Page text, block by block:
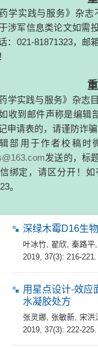
学实践与服务》杂志
涉军信息类论文如需
：021-81871323，邮
学实践与服务》杂志
收到邮件声称是编辑
申请表的，请谨防诈骗
部用于作者校稿时
发送的，标
绑定，请区分开！
。
抗病毒药物研究
2019, 37(3): 201-205.
双氢青蒿素抗癌
周许薇,谭蔚锋,解方
2019, 37(3): 206-
微凝胶的制备及
李佩瑶 ,黄月英 李传
2019, 37(3): 212-
深绿木霉D16生
叶冰竹 翟欣 秦路平
2019, 37(3): 216-221.
用星点设计-效应
水凝胶处方
张灵娜 张敏新 宋洪
2019, 37(3): 222-225.